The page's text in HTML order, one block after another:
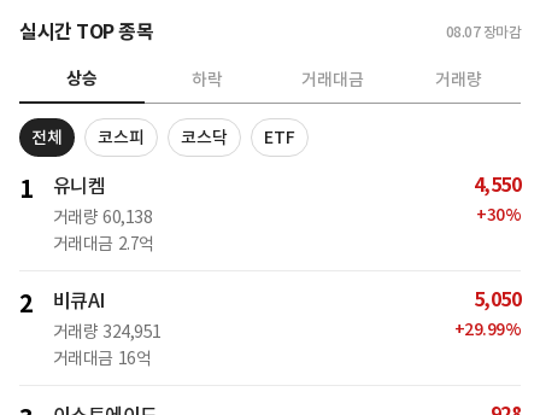
실시간 TOP 종목 08.07 장마감
상승 하락 거래대금 거래량
전체 코스피 코스닥 ETF
1 유니켐
거래량 60,138
거래대금 2.7억
4,550
+30%
2 비큐AI
거래량 324,951
거래대금 16억
5,050
+29.99%